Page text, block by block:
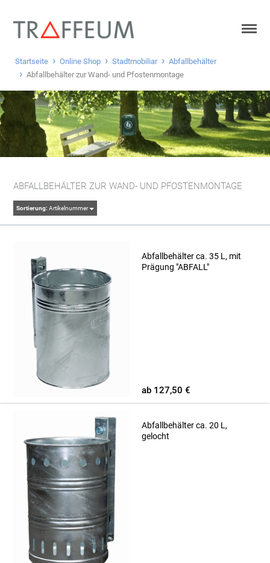
Startseite Online Shop Stadtmobiliar
Abfallbehälter
Abfallbehälter zur Wand- und Pfostenmontage
ABFALLBEHÄLTER ZUR WAND- UND PFOSTENMONTAGE
Sortierung: Artikelnummer
Abfallbehälter ca. 35 L, mit
Prägung "ABFALL"
ab 127,50 €
Abfallbehälter ca. 20 L,
gelocht